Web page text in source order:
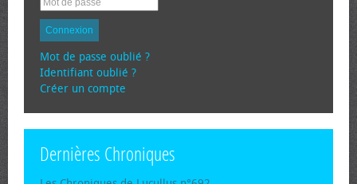
Connexion
Mot de passe oublié ?
Identifiant oublié ?
Créer un compte
Dernières Chroniques